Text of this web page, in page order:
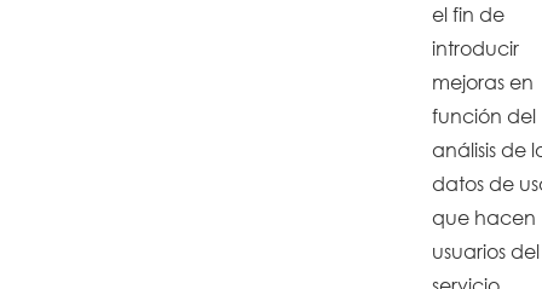
el fin de
introducir
mejoras en
función del
análisis de
datos de
que hacen
usuarios del